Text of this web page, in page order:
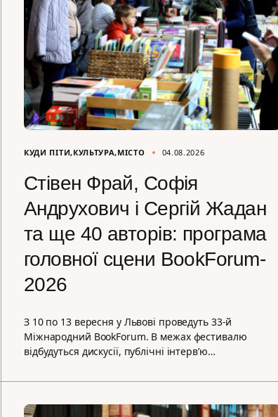
КУДИ ПІТИ КУЛЬТУРА МІСТО 04.08.2026
Стівен Фрай, Софія
Андрухович і Сергій Жадан
та ще 40 авторів: програма
головної сцени BookForum-
2026
З 10 по 13 вересня у Львові проведуть 33-й
Міжнародний BookForum. В межах фестивалю
відбудуться дискусії, публічні інтерв’ю…